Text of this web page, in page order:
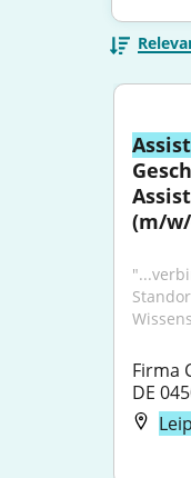
(m/
Firma
DE